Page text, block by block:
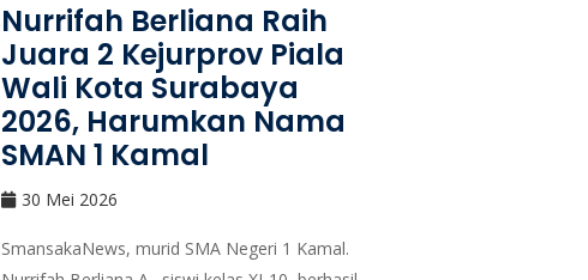
Nurrifah Berliana Raih
Juara 2 Kejurprov Piala
Wali Kota Surabaya
2026, Harumkan Nama
SMAN 1 Kamal
30 Mei 2026
SmansakaNews, murid SMA Negeri 1 Kamal.